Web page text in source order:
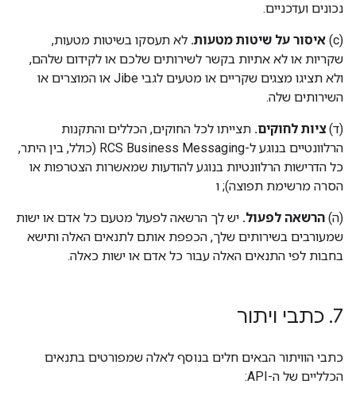
נכונים ועדכניים.
‫(c) איסור על שיטות מטעות. לא תעסקו בשיטות מטעות,
שקריות או לא אתיות בקשר לשירותים שלכם או לקידום שלהם,
ולא תציגו מצגים שקריים או מטעים לגבי Jibe או המוצרים או
השירותים שלה.
(ד)ציות לחוקים. תצייתו לכל החוקים, הכללים והתקנות
הרלוונטיים בנוגע ל-RCS Business Messaging (כולל, בין היתר,
כל הדרישות הרלוונטיות בנוגע להודעות שמאשרות הצטרפות או
הסרה מרשימת תפוצה); ו
(ה) הרשאה לפעול. יש לך הרשאה לפעול מטעם כל אדם או ישות
שמעורבים בשירותים שלך, הכפפת אותם לתנאים האלה ותישא
בחבות לפי התנאים האלה עבור כל אדם או ישות כאלה.
7
. כתבי ויתור
כתבי הוויתור הבאים חלים בנוסף לאלה שמפורטים בתנאים
הכלליים של ה-API: